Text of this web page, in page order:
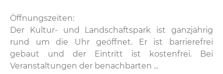
Öffnungszeiten:
Der Kultur- und Landschaftspark ist ganzjährig
rund um die Uhr geöffnet. Er ist barrierefrei
gebaut und der Eintritt ist kostenfrei. Bei
Veranstaltungen der benachbarten ...